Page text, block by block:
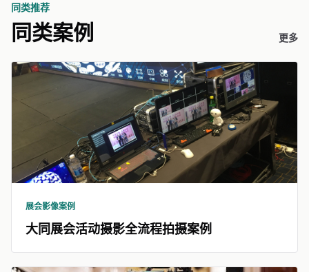
同类推荐
同类案例 更多
展会影像案例
大同展会活动摄影全流程拍摄案例